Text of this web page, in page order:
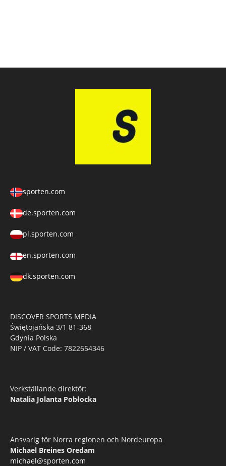
sporten.com
de.sporten.com
pl.sporten.com
en.sporten.com
dk.sporten.com
DISCOVER SPORTS MEDIA
Świętojańska 3/1 81-368
Gdynia Polska
NIP / VAT Code: 7822654346
Verkställande direktör:
Natalia Jolanta Pobłocka
Ansvarig för Norra regionen och Nordeuropa
Michael Breines Oredam
michael@sporten.com